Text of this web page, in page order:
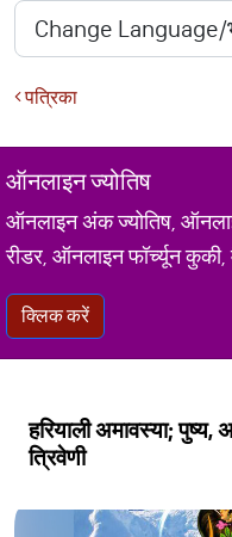
पत्रिका
ऑनलाइन ज्योतिष
ऑनलाइन अंक ज्योतिष,
रीडर, ऑनलाइन फॉर्च्यून
क्लिक करें
हरियाली अमावस्या; पुष्य,
त्रिवेणी